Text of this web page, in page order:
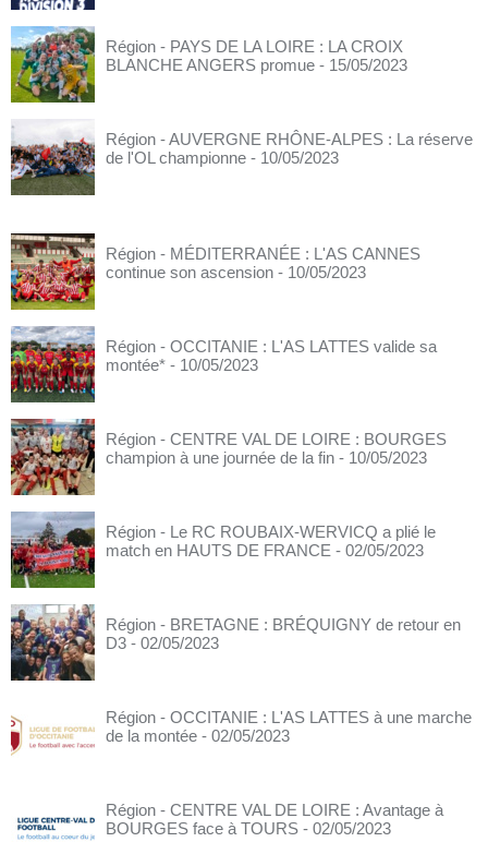
Région - PAYS DE LA LOIRE : LA CROIX
BLANCHE ANGERS promue - 15/05/2023
Région - AUVERGNE RHÔNE-ALPES : La réserve
de l'OL championne - 10/05/2023
Région - MÉDITERRANÉE : L'AS CANNES
continue son ascension - 10/05/2023
Région - OCCITANIE : L'AS LATTES valide sa
montée* - 10/05/2023
Région - CENTRE VAL DE LOIRE : BOURGES
champion à une journée de la fin - 10/05/2023
Région - Le RC ROUBAIX-WERVICQ a plié le
match en HAUTS DE FRANCE - 02/05/2023
Région - BRETAGNE : BRÉQUIGNY de retour en
D3 - 02/05/2023
Région - OCCITANIE : L'AS LATTES à une marche
de la montée - 02/05/2023
Région - CENTRE VAL DE LOIRE : Avantage à
BOURGES face à TOURS - 02/05/2023